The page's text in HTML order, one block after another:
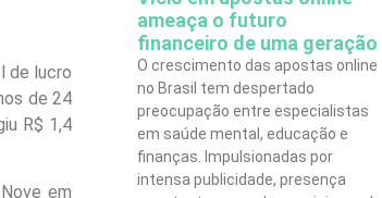
de lucro
de 24
R$ 1,4
em
ameaça o futuro
financeiro de uma geração
O crescimento das apostas online
no Brasil tem despertado
preocupação entre especialistas
em saúde mental, educação e
finanças. Impulsionadas por
intensa publicidade, presença